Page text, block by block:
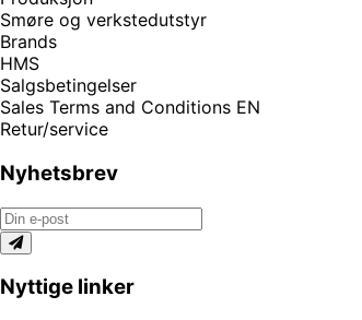
Smøre og verkstedutstyr
Brands
HMS
Salgsbetingelser
Sales Terms and Conditions EN
Retur/service
Nyhetsbrev
Nyttige linker